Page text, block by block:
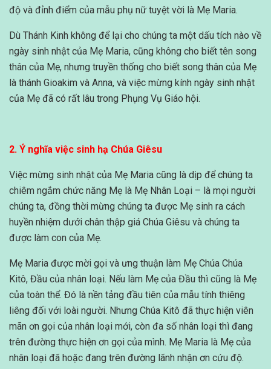
độ và đỉnh điểm của mẫu phụ nữ tuyệt vời là Mẹ Maria.
Dù Thánh Kinh không để lại cho chúng ta một dấu tích nào về
ngày sinh nhật của Mẹ Maria, cũng không cho biết tên song
thân của Mẹ, nhưng truyền thống cho biết song thân của Mẹ
là thánh Gioakim và Anna, và việc mừng kính ngày sinh nhật
của Mẹ đã có rất lâu trong Phụng Vụ Giáo hội.
2. Ý nghĩa việc sinh hạ Chúa Giêsu
Việc mừng sinh nhật của Mẹ Maria cũng là dịp để chúng ta
chiêm ngắm chức năng Mẹ là Mẹ Nhân Loại – là mọi người
chúng ta, đồng thời mừng chúng ta được Mẹ sinh ra cách
huyền nhiệm dưới chân thập giá Chúa Giêsu và chúng ta
được làm con của Mẹ.
Mẹ Maria được mời gọi và ưng thuận làm Mẹ Chúa Chúa
Kitô, Đầu của nhân loại. Nếu làm Mẹ của Đầu thì cũng là Mẹ
của toàn thể. Đó là nền tảng đầu tiên của mẫu tính thiêng
liêng đối với loài người. Nhưng Chúa Kitô đã thực hiện viên
mãn ơn gọi của nhân loại mới, còn đa số nhân loại thì đang
trên đường thực hiện ơn gọi của mình. Mẹ Maria là Mẹ của
nhân loại đã hoặc đang trên đường lãnh nhận ơn cứu độ.